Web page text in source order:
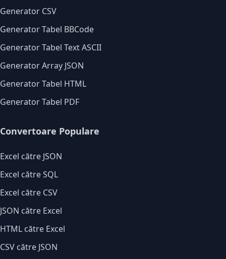
Generator CSV
Generator Tabel BBCode
Generator Tabel Text ASCII
Generator Array JSON
Generator Tabel HTML
Generator Tabel PDF
Convertoare Populare
Excel către JSON
Excel către SQL
Excel către CSV
JSON către Excel
HTML către Excel
CSV către JSON